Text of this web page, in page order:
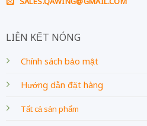
LIÊN KẾT NÓNG
Chính sách bảo mật
Hướng dẫn đặt hàng
Tất cả sản phẩm